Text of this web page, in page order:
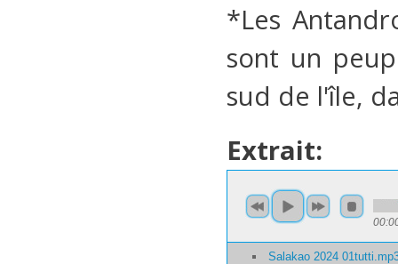
*Les
sont un
sud de l'île,
Extrait:
Salakao 2024